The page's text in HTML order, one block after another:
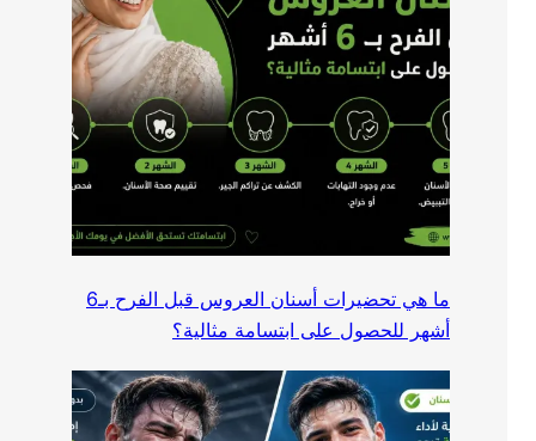
ما هي تحضيرات أسنان العروس قبل الفرح بـ6
أشهر للحصول على ابتسامة مثالية؟